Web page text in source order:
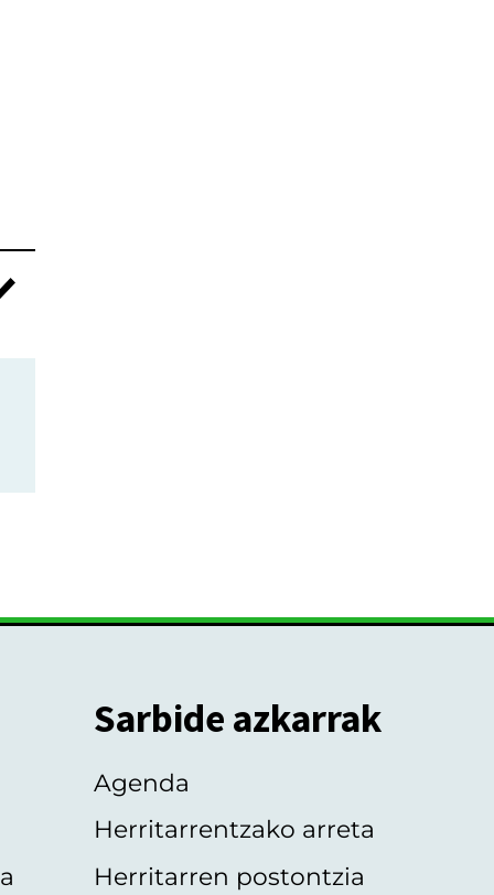
Sarbide azkarrak
Agenda
Herritarrentzako arreta
Herritarren postontzia